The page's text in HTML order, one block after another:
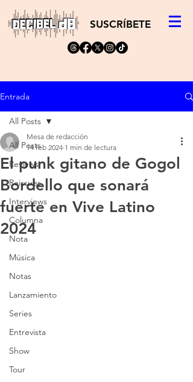
SUSCRÍBETE
Entrada
All Posts
Reviews
Reissues
Interviews
Columna
Nota
Música
Notas
Lanzamiento
Series
Entrevista
Show
Tour
All Posts
El punk gitano de Gogol
Bordello que sonará
fuerte en Vive Latino
2024
Mesa de redacción
14 feb 2024 1 min de lectura